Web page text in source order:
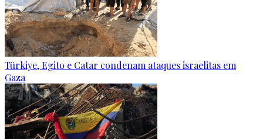
Türkiye, Egito e Catar condenam ataques israelitas em
Gaza